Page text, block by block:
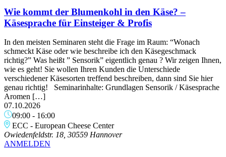
Wie kommt der Blumenkohl in den Käse? –
Käsesprache für Einsteiger & Profis
In den meisten Seminaren steht die Frage im Raum: “Wonach
schmeckt Käse oder wie beschreibe ich den Käsegeschmack
richtig?” Was heißt ” Sensorik” eigentlich genau ? Wir zeigen Ihnen,
wie es geht! Sie wollen Ihren Kunden die Unterschiede
verschiedener Käsesorten treffend beschreiben, dann sind Sie hier
genau richtig! Seminarinhalte: Grundlagen Sensorik / Käsesprache
Aromen […]
07.10.2026
09:00 - 16:00
ECC - European Cheese Center
Owiedenfeldstr. 18, 30559 Hannover
ANMELDEN